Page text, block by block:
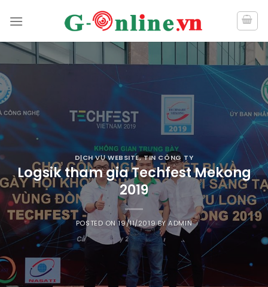
DỊCH VỤ WEBSITE,TIN CÔNG TY
Logsik tham gia Techfest Mekong
2019
POSTED ON19/11/2019BYADMIN